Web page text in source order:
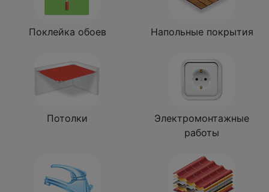
Поклейка обоев Напольные покрытия
Потолки
Электромонтажные
работы